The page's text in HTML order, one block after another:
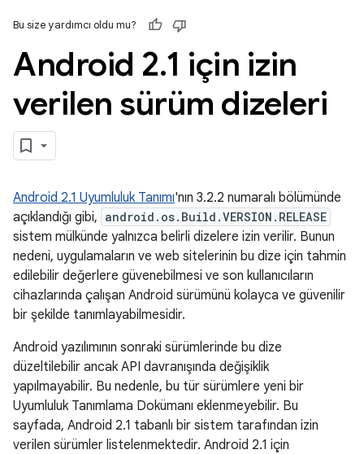
Bu size yardımcı oldu mu?
Android 2.1 için izin
verilen sürüm dizeleri
Android 2.1 Uyumluluk Tanımı'nın 3.2.2 numaralı bölümünde
açıklandığı gibi, android.os.Build.VERSION.RELEASE
sistem mülkünde yalnızca belirli dizelere izin verilir. Bunun
nedeni, uygulamaların ve web sitelerinin bu dize için tahmin
edilebilir değerlere güvenebilmesi ve son kullanıcıların
cihazlarında çalışan Android sürümünü kolayca ve güvenilir
bir şekilde tanımlayabilmesidir.
Android yazılımının sonraki sürümlerinde bu dize
düzeltilebilir ancak API davranışında değişiklik
yapılmayabilir. Bu nedenle, bu tür sürümlere yeni bir
Uyumluluk Tanımlama Dokümanı eklenmeyebilir. Bu
sayfada, Android 2.1 tabanlı bir sistem tarafından izin
verilen sürümler listelenmektedir. Android 2.1 için